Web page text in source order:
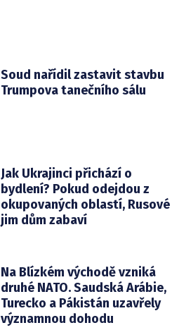
Soud nařídil zastavit stavbu
Trumpova tanečního sálu
Jak Ukrajinci přichází o
bydlení? Pokud odejdou z
okupovaných oblastí, Rusové
jim dům zabaví
Na Blízkém východě vzniká
druhé NATO. Saudská Arábie,
Turecko a Pákistán uzavřely
významnou dohodu